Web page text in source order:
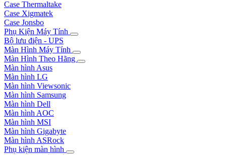
Case Thermaltake
Case Xigmatek
Case Jonsbo
Phụ Kiện Máy Tính
Bộ lưu điện - UPS
Màn Hình Máy Tính
Màn Hình Theo Hãng
Màn hình Asus
Màn hình LG
Màn hình Viewsonic
Màn hình Samsung
Màn hình Dell
Màn hình AOC
Màn hình MSI
Màn hình Gigabyte
Màn hình ASRock
Phụ kiện màn hình